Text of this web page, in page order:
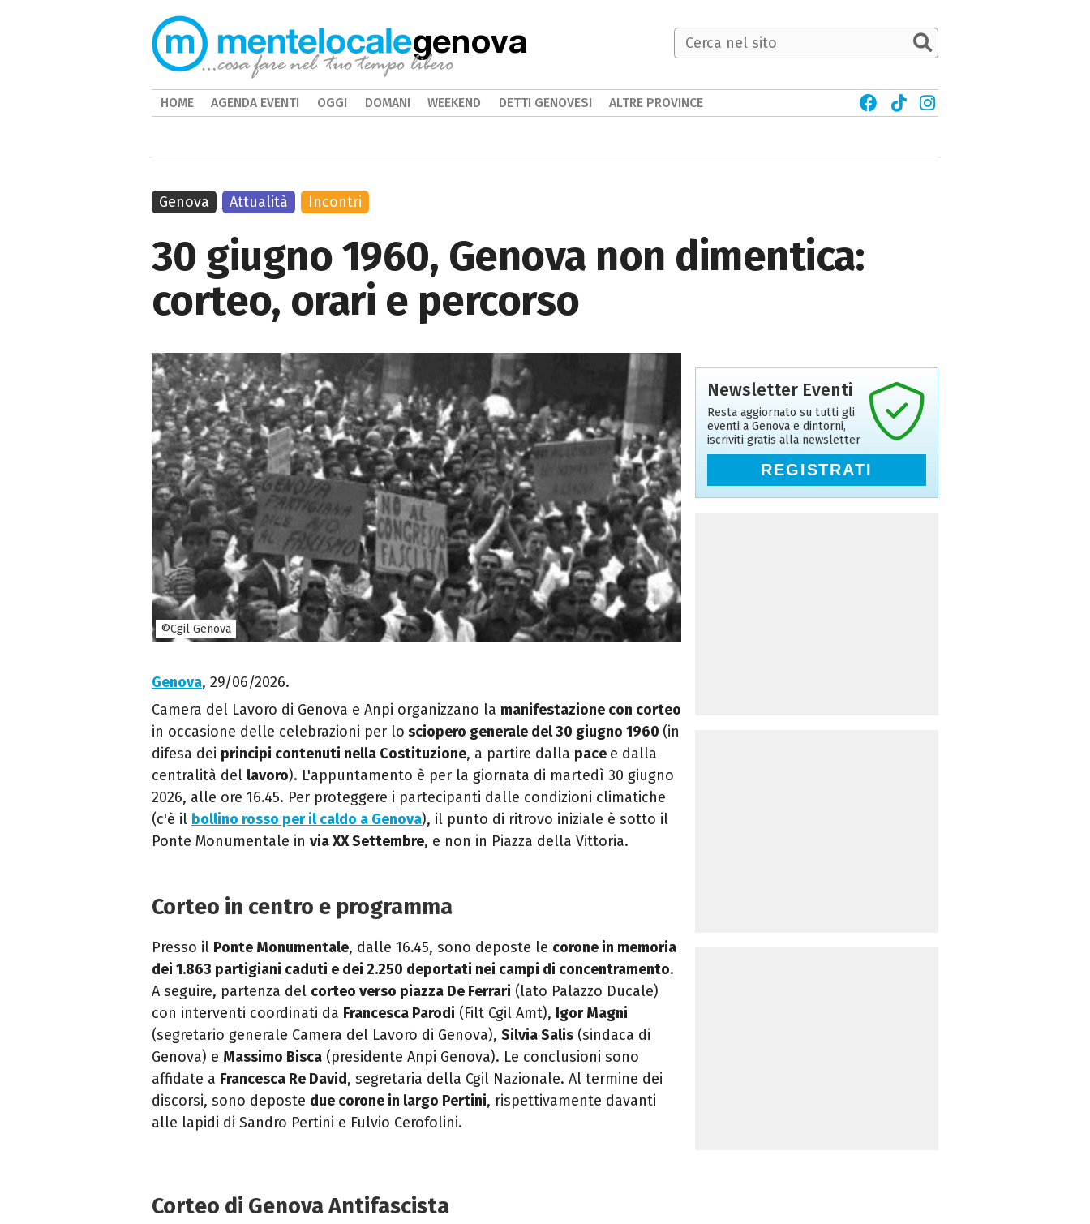
30 giugno 1960, Genova non dimentica:
corteo, orari e percorso
©Cgil Genova
Genova, 29/06/2026.
Camera del Lavoro di Genova e Anpi organizzano la manifestazione con corteo
in occasione delle celebrazioni per lo sciopero generale del 30 giugno 1960 (in
difesa dei principi contenuti nella Costituzione, a partire dalla pace e dalla
centralità del lavoro). L'appuntamento è per la giornata di martedì 30 giugno
2026, alle ore 16.45. Per proteggere i partecipanti dalle condizioni climatiche
(c'è il bollino rosso per il caldo a Genova), il punto di ritrovo iniziale è sotto il
Ponte Monumentale in via XX Settembre, e non in Piazza della Vittoria.
Corteo in centro e programma
Presso il Ponte Monumentale, dalle 16.45, sono deposte le corone in memoria
dei 1.863 partigiani caduti e dei 2.250 deportati nei campi di concentramento.
A seguire, partenza del corteo verso piazza De Ferrari (lato Palazzo Ducale)
con interventi coordinati da Francesca Parodi (Filt Cgil Amt), Igor Magni
(segretario generale Camera del Lavoro di Genova), Silvia Salis (sindaca di
Genova) e Massimo Bisca (presidente Anpi Genova). Le conclusioni sono
affidate a Francesca Re David, segretaria della Cgil Nazionale. Al termine dei
discorsi, sono deposte due corone in largo Pertini, rispettivamente davanti
alle lapidi di Sandro Pertini e Fulvio Cerofolini.
Corteo di Genova Antifascista
Genova Attualità Incontri
Newsletter Eventi
Resta aggiornato su tutti gli
eventi a Genova e dintorni,
iscriviti gratis alla newsletter
REGISTRATI
genova
HOME AGENDA EVENTI OGGI DOMANI WEEKEND DETTI GENOVESI ALTRE PROVINCE